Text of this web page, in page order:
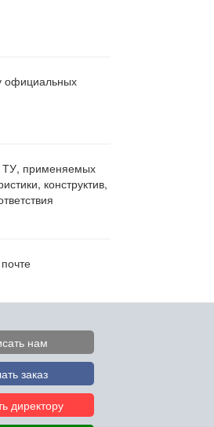
официальных
ТУ, применяемых
конструктив,
нам
заказ
директору